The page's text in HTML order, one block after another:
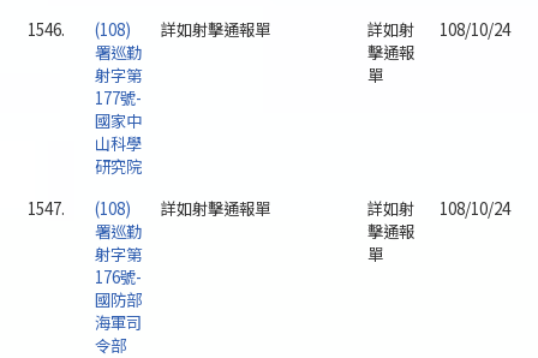
1546.
(108)
署巡勤
射字第
177號-
國家中
山科學
研究院
詳如射擊通報單
詳如射
擊通報
單
108/10/24
1547.
(108)
署巡勤
射字第
176號-
國防部
海軍司
令部
詳如射擊通報單
詳如射
擊通報
單
108/10/24